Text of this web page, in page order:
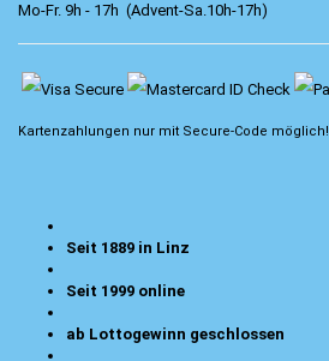
Mo-Fr. 9h - 17h (Advent-Sa.10h-17h)
Kartenzahlungen nur mit Secure-Code möglich!
Seit 1889 in Linz
Seit 1999 online
ab Lottogewinn geschlossen